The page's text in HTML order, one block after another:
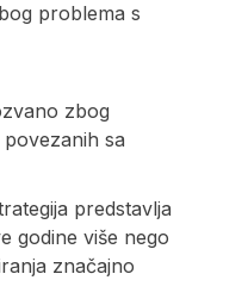
problema s
zbog
sa
predstavlja
godine više nego
značajno